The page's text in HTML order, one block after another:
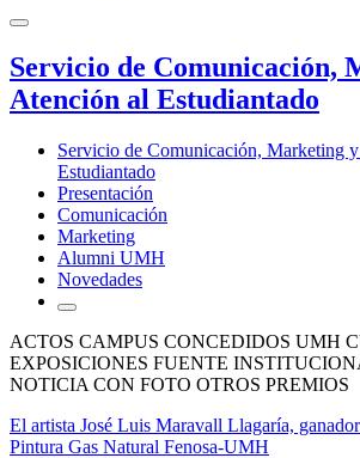
Servicio de Comunicación,
Atención al Estudiantado
Servicio de Comunicación, Marketing
Estudiantado
Presentación
Comunicación
Marketing
Alumni UMH
Novedades
ACTOS CAMPUS CONCEDIDOS UMH
EXPOSICIONES FUENTE
NOTICIA CON FOTO OTROS PREMIOS
El artista José Luis Maravall Llagaría,
Pintura Gas Natural Fenosa-UMH